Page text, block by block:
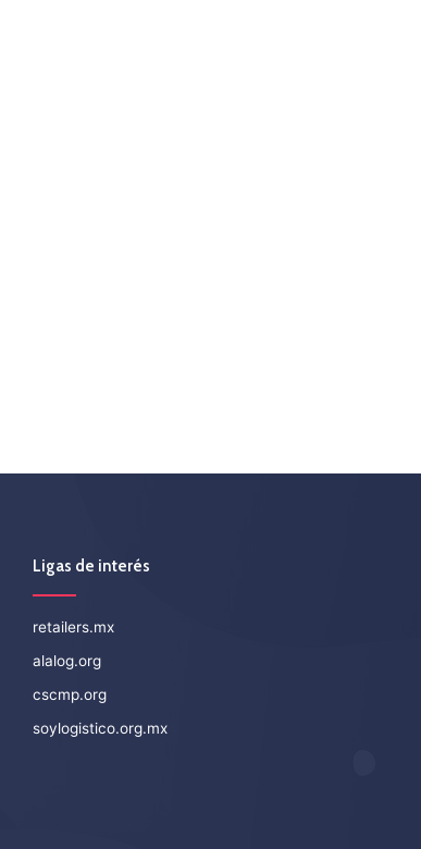
Ligas de interés
retailers.mx
alalog.org
cscmp.org
soylogistico.org.mx